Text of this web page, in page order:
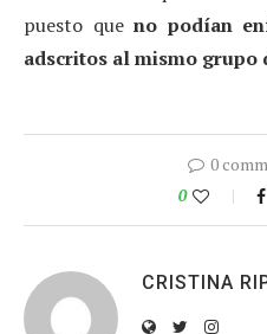
puesto queno podían
adscritos al mismo grupo
0
0
CRISTINA